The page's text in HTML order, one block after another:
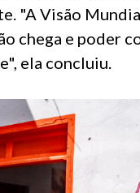
"A Visão
chega e poder
ela concluiu.